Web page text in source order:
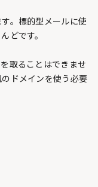
。標的型メールに使
どです。
取ることはできませ
ドメインを使う必要